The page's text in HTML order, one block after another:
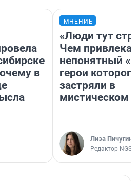
в
МНЕНИЕ
«Люди тут
Чем
непонятный
герои которого
застряли в
мистическом
Лиза Пичугина
Редактор